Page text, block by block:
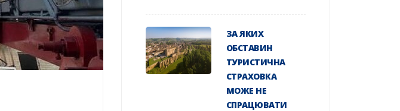
ЗА ЯКИХ
ОБСТАВИН
ТУРИСТИЧНА
СТРАХОВКА
МОЖЕ НЕ
СПРАЦЮВАТИ